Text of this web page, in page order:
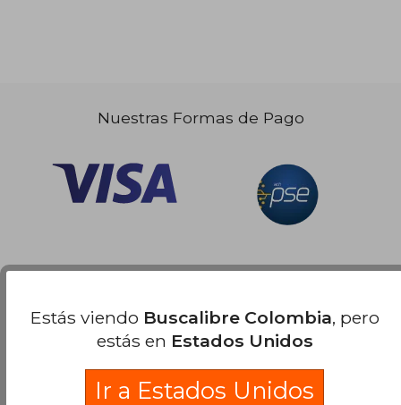
Nuestras Formas de Pago
Estás viendo Buscalibre Colombia, pero
estás en Estados Unidos
Ir a Estados Unidos